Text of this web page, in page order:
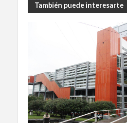
También puede interesarte